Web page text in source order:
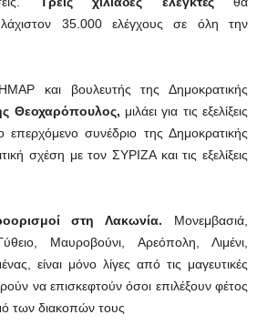
35.000 ελέγχους σε όλη την
και βουλευτής της Δημοκρατικής
Θεοχαρόπουλος, μιλάει για τις εξελίξεις
επερχόμενο συνέδριο της Δημοκρατικής
σχέση με τον ΣΥΡΙΖΑ και τις εξελίξεις
στη Λακωνία. Μονεμβασιά,
Μαυροβούνι, Αρεόπολη, Λιμένι,
είναι μόνο λίγες από τις μαγευτικές
να επισκεφτούν όσοι επιλέξουν φέτος
των διακοπών τους